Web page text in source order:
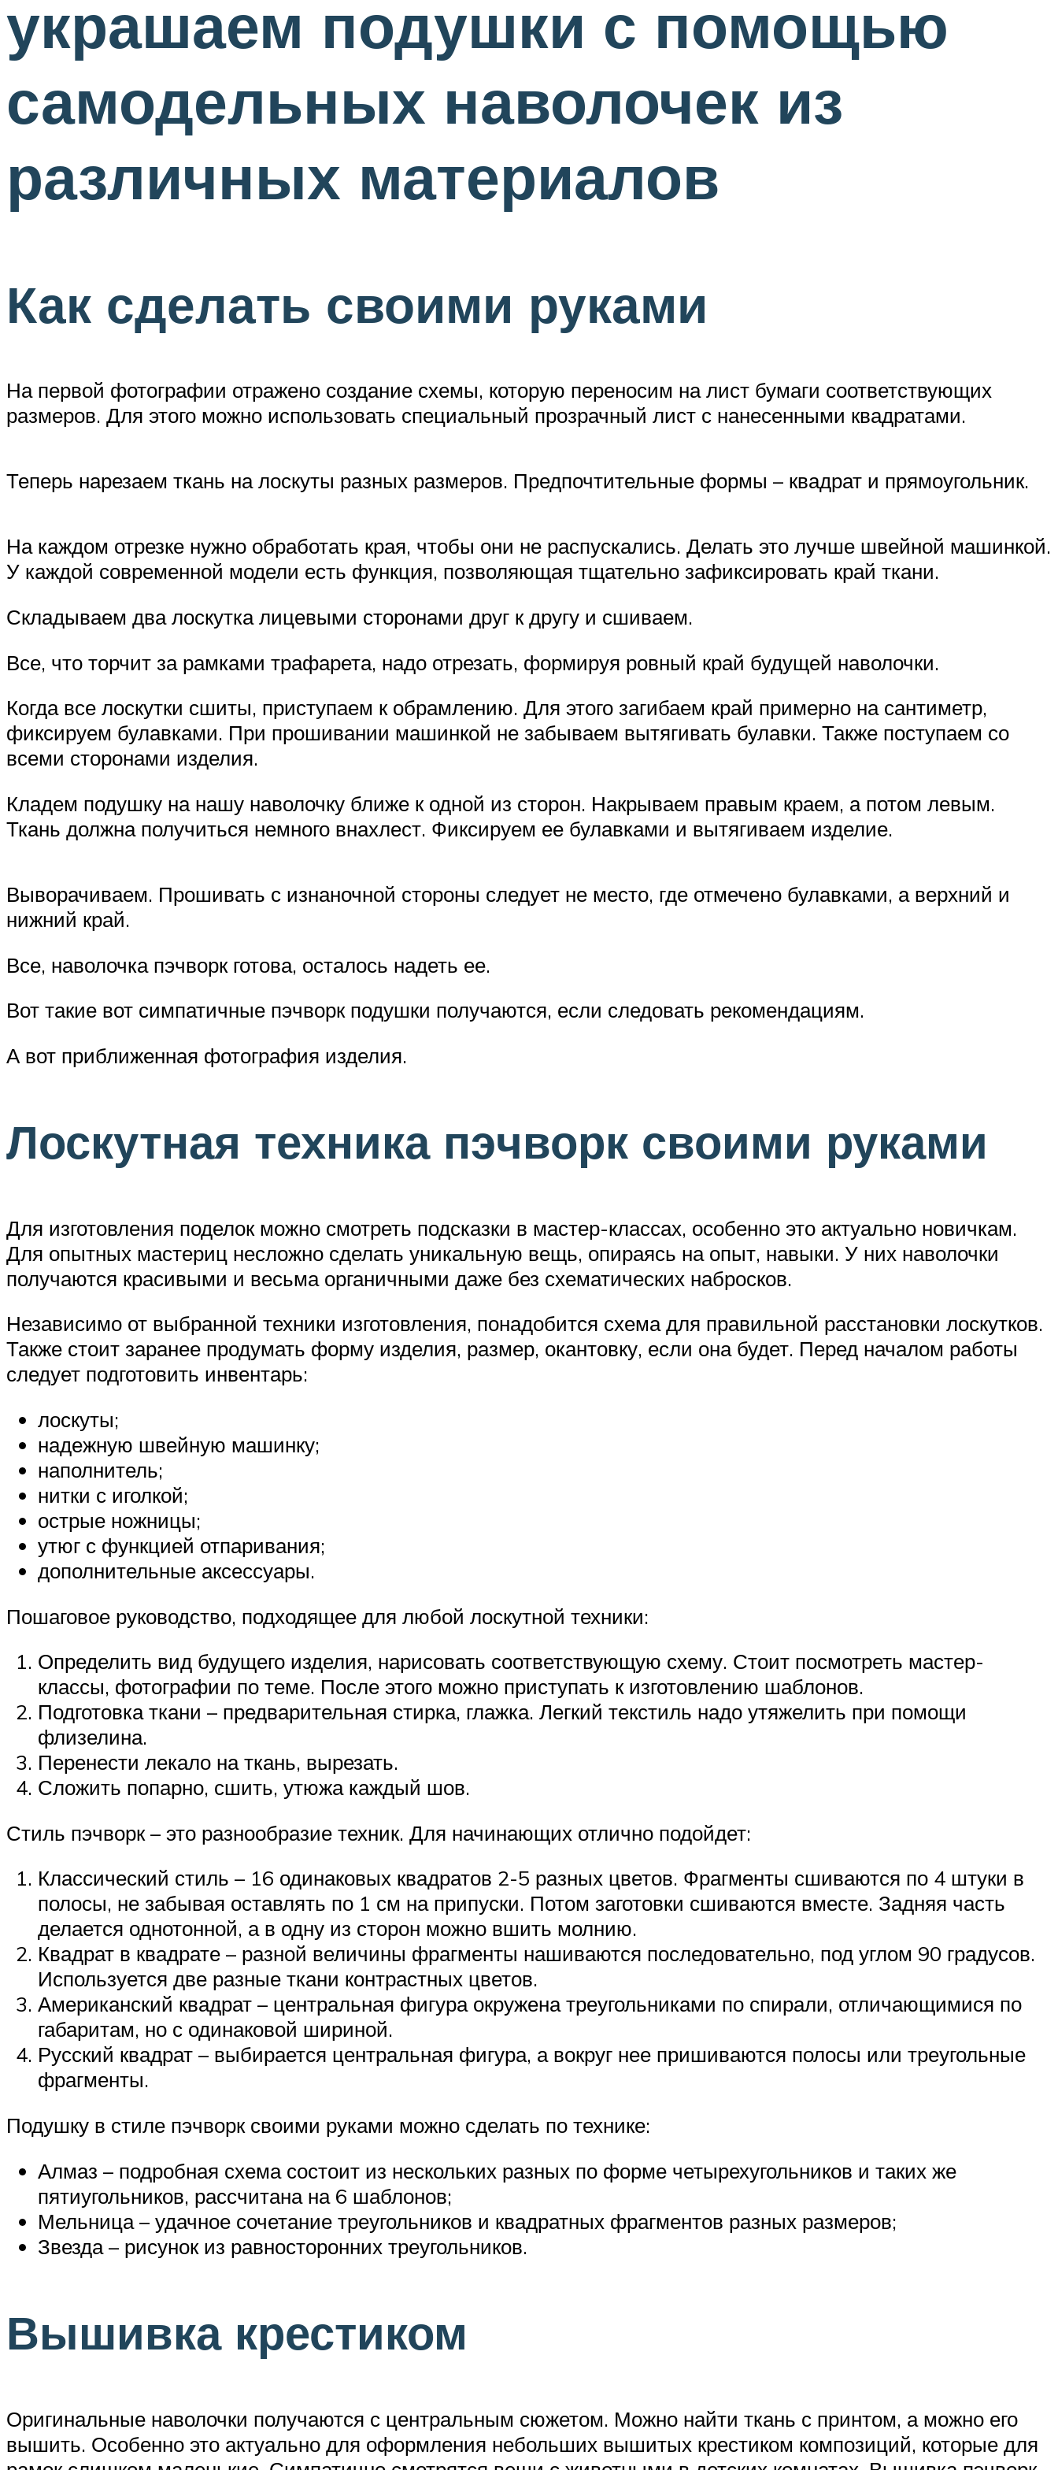
украшаем подушки с помощью
самодельных наволочек из
различных материалов
Как сделать своими руками
На первой фотографии отражено создание схемы, которую переносим на лист бумаги соответствующих
размеров. Для этого можно использовать специальный прозрачный лист с нанесенными квадратами.
Теперь нарезаем ткань на лоскуты разных размеров. Предпочтительные формы – квадрат и прямоугольник.
На каждом отрезке нужно обработать края, чтобы они не распускались. Делать это лучше швейной машинкой.
У каждой современной модели есть функция, позволяющая тщательно зафиксировать край ткани.
Складываем два лоскутка лицевыми сторонами друг к другу и сшиваем.
Все, что торчит за рамками трафарета, надо отрезать, формируя ровный край будущей наволочки.
Когда все лоскутки сшиты, приступаем к обрамлению. Для этого загибаем край примерно на сантиметр,
фиксируем булавками. При прошивании машинкой не забываем вытягивать булавки. Также поступаем со
всеми сторонами изделия.
Кладем подушку на нашу наволочку ближе к одной из сторон. Накрываем правым краем, а потом левым.
Ткань должна получиться немного внахлест. Фиксируем ее булавками и вытягиваем изделие.
Выворачиваем. Прошивать с изнаночной стороны следует не место, где отмечено булавками, а верхний и
нижний край.
Все, наволочка пэчворк готова, осталось надеть ее.
Вот такие вот симпатичные пэчворк подушки получаются, если следовать рекомендациям.
А вот приближенная фотография изделия.
Лоскутная техника пэчворк своими руками
Для изготовления поделок можно смотреть подсказки в мастер-классах, особенно это актуально новичкам.
Для опытных мастериц несложно сделать уникальную вещь, опираясь на опыт, навыки. У них наволочки
получаются красивыми и весьма органичными даже без схематических набросков.
Независимо от выбранной техники изготовления, понадобится схема для правильной расстановки лоскутков.
Также стоит заранее продумать форму изделия, размер, окантовку, если она будет. Перед началом работы
следует подготовить инвентарь:
лоскуты;
надежную швейную машинку;
наполнитель;
нитки с иголкой;
острые ножницы;
утюг с функцией отпаривания;
дополнительные аксессуары.
Пошаговое руководство, подходящее для любой лоскутной техники:
Определить вид будущего изделия, нарисовать соответствующую схему. Стоит посмотреть мастер-
классы, фотографии по теме. После этого можно приступать к изготовлению шаблонов.
Подготовка ткани – предварительная стирка, глажка. Легкий текстиль надо утяжелить при помощи
флизелина.
Перенести лекало на ткань, вырезать.
Сложить попарно, сшить, утюжа каждый шов.
Стиль пэчворк – это разнообразие техник. Для начинающих отлично подойдет:
Классический стиль – 16 одинаковых квадратов 2-5 разных цветов. Фрагменты сшиваются по 4 штуки в
полосы, не забывая оставлять по 1 см на припуски. Потом заготовки сшиваются вместе. Задняя часть
делается однотонной, а в одну из сторон можно вшить молнию.
Квадрат в квадрате – разной величины фрагменты нашиваются последовательно, под углом 90 градусов.
Используется две разные ткани контрастных цветов.
Американский квадрат – центральная фигура окружена треугольниками по спирали, отличающимися по
габаритам, но с одинаковой шириной.
Русский квадрат – выбирается центральная фигура, а вокруг нее пришиваются полосы или треугольные
фрагменты.
Подушку в стиле пэчворк своими руками можно сделать по технике:
Алмаз – подробная схема состоит из нескольких разных по форме четырехугольников и таких же
пятиугольников, рассчитана на 6 шаблонов;
Мельница – удачное сочетание треугольников и квадратных фрагментов разных размеров;
Звезда – рисунок из равносторонних треугольников.
Вышивка крестиком
Оригинальные наволочки получаются с центральным сюжетом. Можно найти ткань с принтом, а можно его
вышить. Особенно это актуально для оформления небольших вышитых крестиком композиций, которые для